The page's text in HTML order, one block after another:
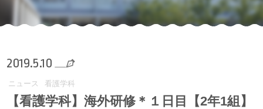
2019.5.10
ニュース 看護学科
【看護学科】海外研修＊１日目【2年1組】